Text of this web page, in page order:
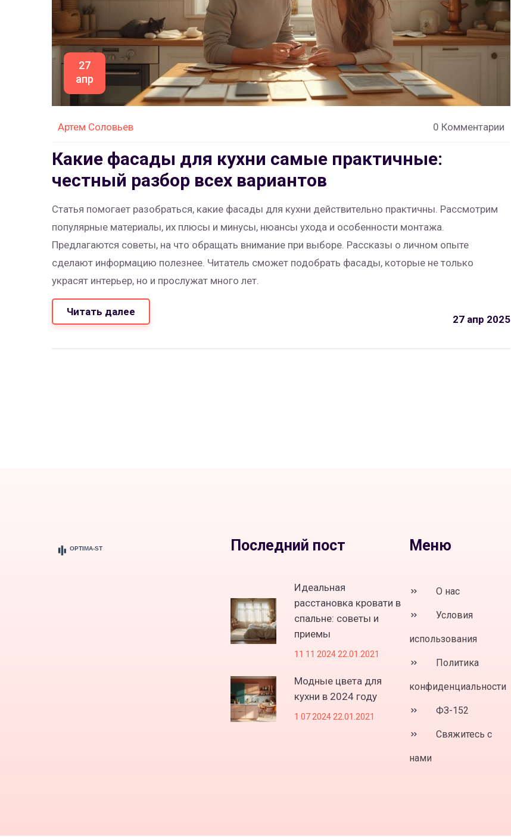
27
апр
Артем Соловьев 0 Комментарии
Какие фасады для кухни самые практичные:
честный разбор всех вариантов
Статья помогает разобраться, какие фасады для кухни действительно практичны. Рассмотрим
популярные материалы, их плюсы и минусы, нюансы ухода и особенности монтажа.
Предлагаются советы, на что обращать внимание при выборе. Рассказы о личном опыте
сделают информацию полезнее. Читатель сможет подобрать фасады, которые не только
украсят интерьер, но и прослужат много лет.
Читать далее
27 апр 2025
Последний пост
Идеальная
расстановка кровати в
спальне: советы и
приемы
11 11 2024 22.01.2021
Модные цвета для
кухни в 2024 году
1 07 2024 22.01.2021
Меню
О нас
Условия
использования
Политика
конфиденциальности
ФЗ-152
Свяжитесь с
нами